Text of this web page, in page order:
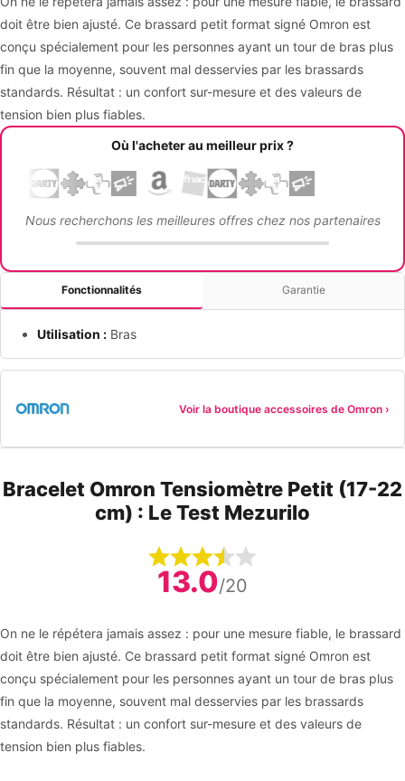
doit être bien ajusté. Ce brassard petit format signé Omron est
conçu spécialement pour les personnes ayant un tour de bras plus
fin que la moyenne, souvent mal desservies par les brassards
standards. Résultat : un confort sur-mesure et des valeurs de
tension bien plus fiables.
Où l'acheter au meilleur prix ?
Nous recherchons les meilleures offres chez nos partenaires
Fonctionnalités Garantie
Utilisation : Bras
Voir la boutique accessoires de Omron ›
Bracelet Omron Tensiomètre Petit (17-22
cm) : Le Test Mezurilo
13.0/20
On ne le répétera jamais assez : pour une mesure fiable, le brassard
doit être bien ajusté. Ce brassard petit format signé Omron est
conçu spécialement pour les personnes ayant un tour de bras plus
fin que la moyenne, souvent mal desservies par les brassards
standards. Résultat : un confort sur-mesure et des valeurs de
tension bien plus fiables.